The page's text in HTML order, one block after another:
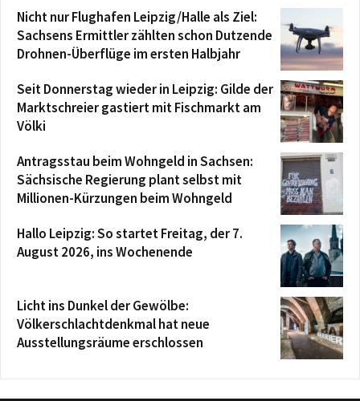
Nicht nur Flughafen Leipzig/Halle als Ziel:
Sachsens Ermittler zählten schon Dutzende
Drohnen-Überflüge im ersten Halbjahr
Seit Donnerstag wieder in Leipzig: Gilde der
Marktschreier gastiert mit Fischmarkt am
Völki
Antragsstau beim Wohngeld in Sachsen:
Sächsische Regierung plant selbst mit
Millionen-Kürzungen beim Wohngeld
Hallo Leipzig: So startet Freitag, der 7.
August 2026, ins Wochenende
Licht ins Dunkel der Gewölbe:
Völkerschlachtdenkmal hat neue
Ausstellungsräume erschlossen